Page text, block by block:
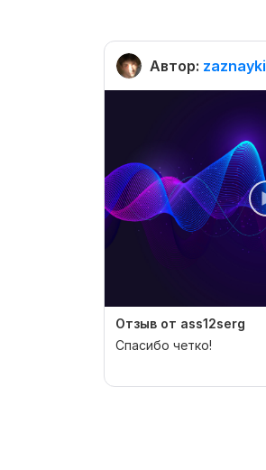
Автор:
Отзыв от ass12serg
Спасибо четко!